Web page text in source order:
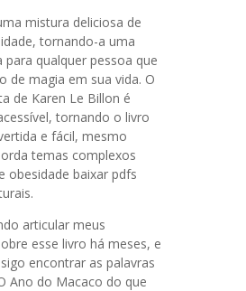
mistura deliciosa de
tornando-a uma
qualquer pessoa que
de magia em sua vida. O
de Karen Le Billon é
tornando o livro
e fácil, mesmo
temas complexos
obesidade baixar pdfs
articular meus
esse livro há meses, e
encontrar as palavras
Ano do Macaco do que